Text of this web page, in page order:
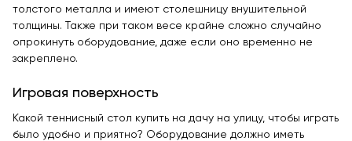
толстого металла и имеют столешницу внушительной
толщины. Также при таком весе крайне сложно случайно
опрокинуть оборудование, даже если оно временно не
закреплено.
Игровая поверхность
Какой теннисный стол купить на дачу на улицу, чтобы играть
было удобно и приятно? Оборудование должно иметь